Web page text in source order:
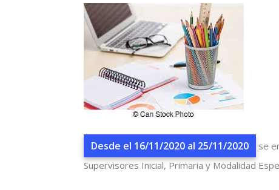
Desde el 16/11/2020 al 25/11/2020
se
Supervisores Inicial, Primaria y Modalidad